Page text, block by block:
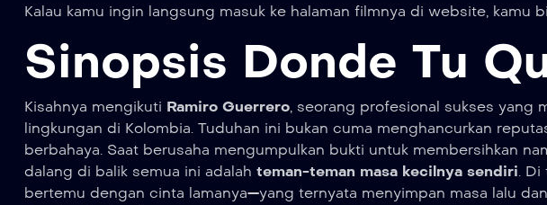
Kalau kamu ingin langsung masuk ke halaman filmnya di website, kamu
Sinopsis Donde Tu
Kisahnya mengikuti Ramiro Guerrero, seorang profesional sukses yang
lingkungan di Kolombia. Tuduhan ini bukan cuma menghancurkan
berbahaya. Saat berusaha mengumpulkan bukti untuk membersihkan
dalang di balik semua ini adalah teman-teman masa kecilnya sendiri. Di
bertemu dengan cinta lamanya—yang ternyata menyimpan masa lalu